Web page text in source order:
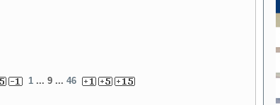
1 ... 9 ... 46